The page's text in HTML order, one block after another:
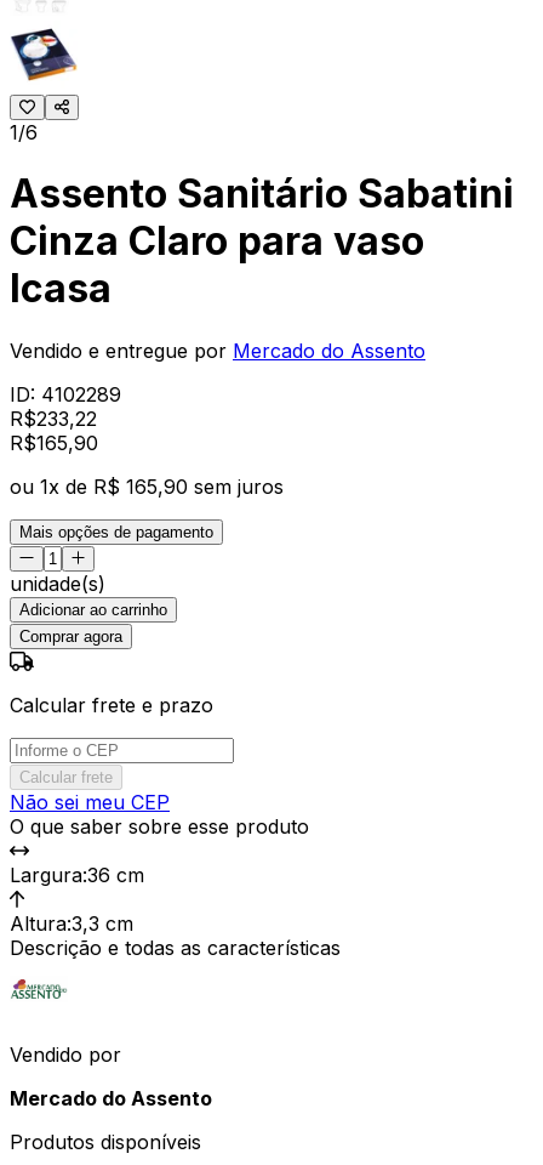
1/6
Assento Sanitário Sabatini
Cinza Claro para vaso
Icasa
Vendido e entregue por Mercado do Assento
ID: 4102289
R$233,22
R$165,90
ou 1x de R$ 165,90 sem juros
Mais opções de pagamento
unidade(s)
Adicionar ao carrinho
Comprar agora
Calcular frete e prazo
Calcular frete
Não sei meu CEP
O que saber sobre esse produto
Largura:36 cm
Altura:3,3 cm
Descrição e todas as características
Vendido por
Mercado do Assento
Produtos disponíveis